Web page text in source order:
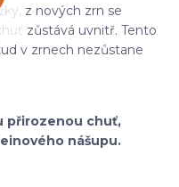
z nových zrn se
zůstává uvnitř. Tento
v zrnech nezůstane
přirozenou chuť,
nášupu.